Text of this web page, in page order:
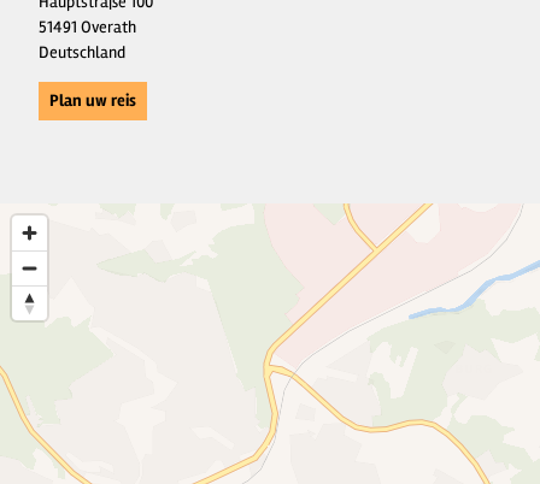
51491 Overath
Deutschland
Plan uw reis